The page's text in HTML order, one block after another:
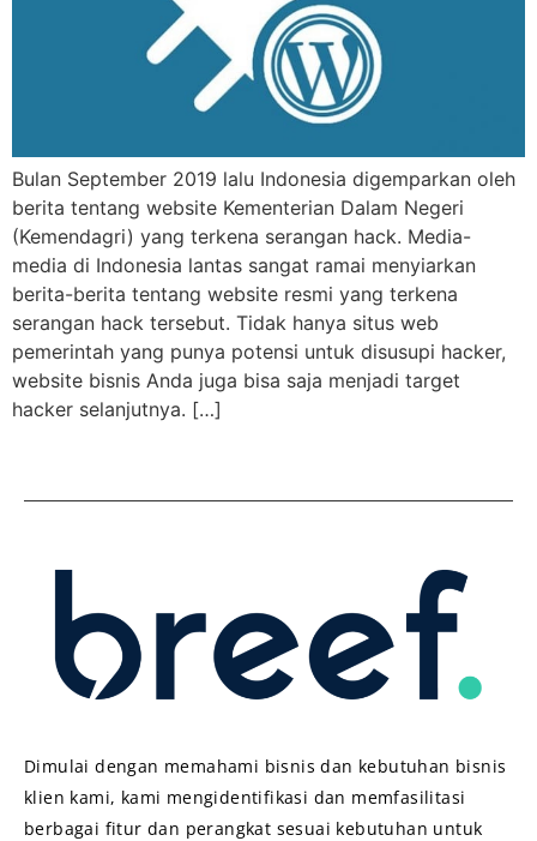
Bulan September 2019 lalu Indonesia digemparkan oleh
berita tentang website Kementerian Dalam Negeri
(Kemendagri) yang terkena serangan hack. Media-
media di Indonesia lantas sangat ramai menyiarkan
berita-berita tentang website resmi yang terkena
serangan hack tersebut. Tidak hanya situs web
pemerintah yang punya potensi untuk disusupi hacker,
website bisnis Anda juga bisa saja menjadi target
hacker selanjutnya. […]
Dimulai dengan memahami bisnis dan kebutuhan bisnis
klien kami, kami mengidentifikasi dan memfasilitasi
berbagai fitur dan perangkat sesuai kebutuhan untuk